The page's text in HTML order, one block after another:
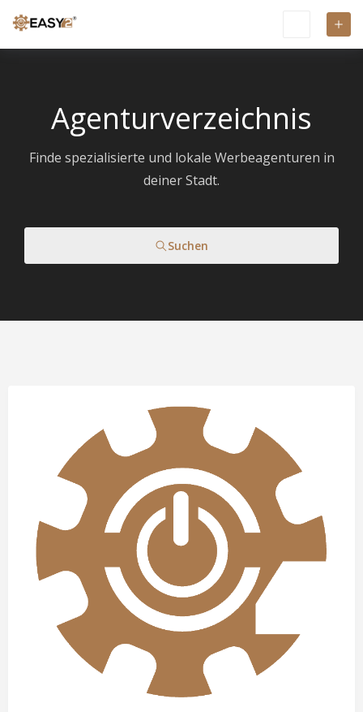
Agenturverzeichnis
Finde spezialisierte und lokale Werbeagenturen in
deiner Stadt.
Suchen